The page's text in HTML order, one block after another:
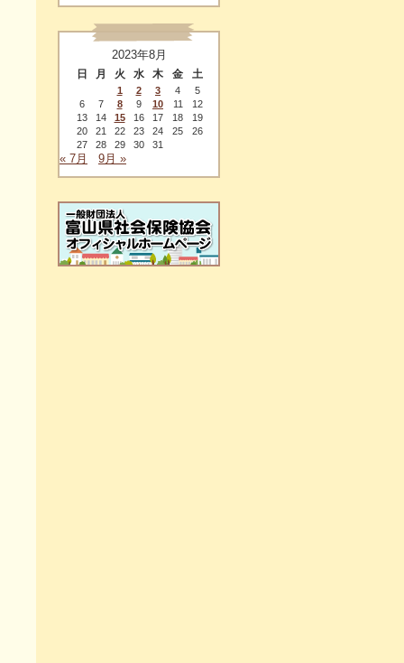
2023年8月
日 月 火 水 木 金 土
1 2 3 4
5
6
7 8 9 10 11
12
13
14 15 16 17 18
19
20
21 22 23 24 25
26
27
28 29 30 31
« 7月 9月 »